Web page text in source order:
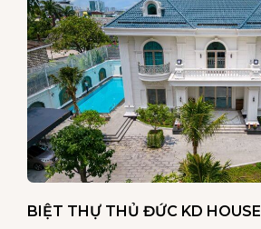
BIỆT THỰ THỦ ĐỨC KD HOUSE